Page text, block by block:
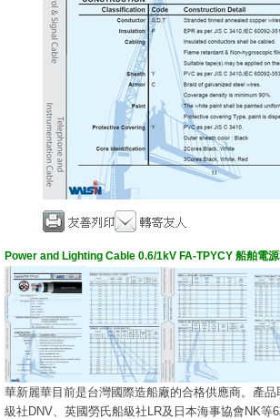
Power and Lighting Cable 0.6/1kV FA-TPYCY 船舶電
華新麗華目前是台灣國際造船廠的合格供應商。產
級社DNV、英國勞氏船級社LR及日本海事協會NK